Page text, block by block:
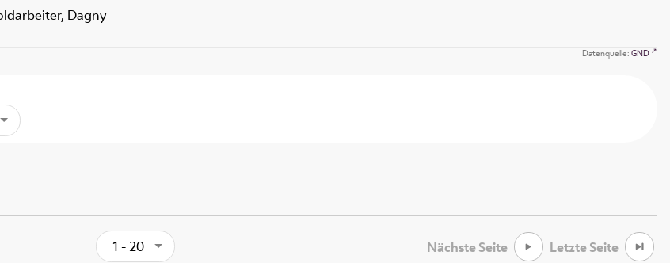
Dagny
Datenquelle: GND
1 - 20 Nächste Seite Letzte Seite